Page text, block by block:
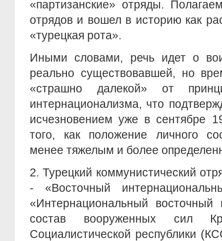
«партизанские» отряды.
отрядов и вошел в историю как
«турецкая рота».
Иными словами, речь идет о
реально существовавшей, но
«страшно далекой» от
интернационализма, что
исчезновением уже в сентябре
того, как положение личного
менее тяжелым и более
2. Турецкий коммунистический
- «Восточный
«Интернациональный
состав вооруженных сил
Социалистической республики